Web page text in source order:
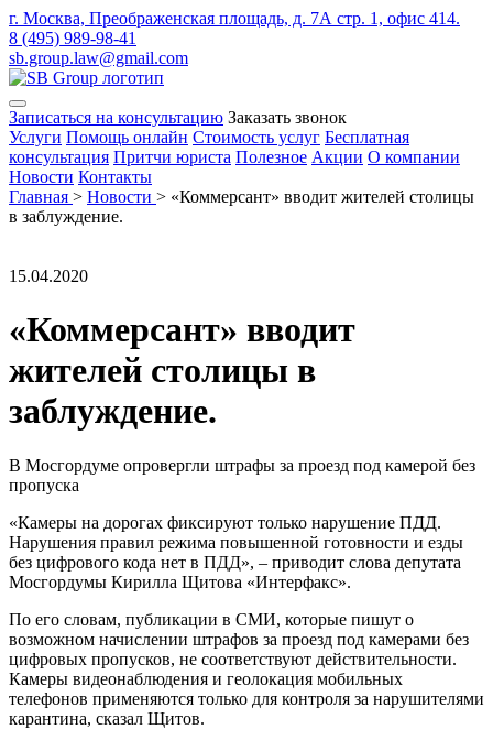
г. Москва, Преображенская площадь, д. 7А стр. 1, офис 414.
8 (495) 989-98-41
sb.group.law@gmail.com
Записаться на консультацию Заказать звонок
Услуги Помощь онлайн Стоимость услуг Бесплатная
консультация Притчи юриста Полезное Акции О компании
Новости Контакты
Главная > Новости > «Коммерсант» вводит жителей столицы
в заблуждение.
15.04.2020
«Коммерсант» вводит
жителей столицы в
заблуждение.
В Мосгордуме опровергли штрафы за проезд под камерой без
пропуска
«Камеры на дорогах фиксируют только нарушение ПДД.
Нарушения правил режима повышенной готовности и езды
без цифрового кода нет в ПДД», – приводит слова депутата
Мосгордумы Кирилла Щитова «Интерфакс».
По его словам, публикации в СМИ, которые пишут о
возможном начислении штрафов за проезд под камерами без
цифровых пропусков, не соответствуют действительности.
Камеры видеонаблюдения и геолокация мобильных
телефонов применяются только для контроля за нарушителями
карантина, сказал Щитов.